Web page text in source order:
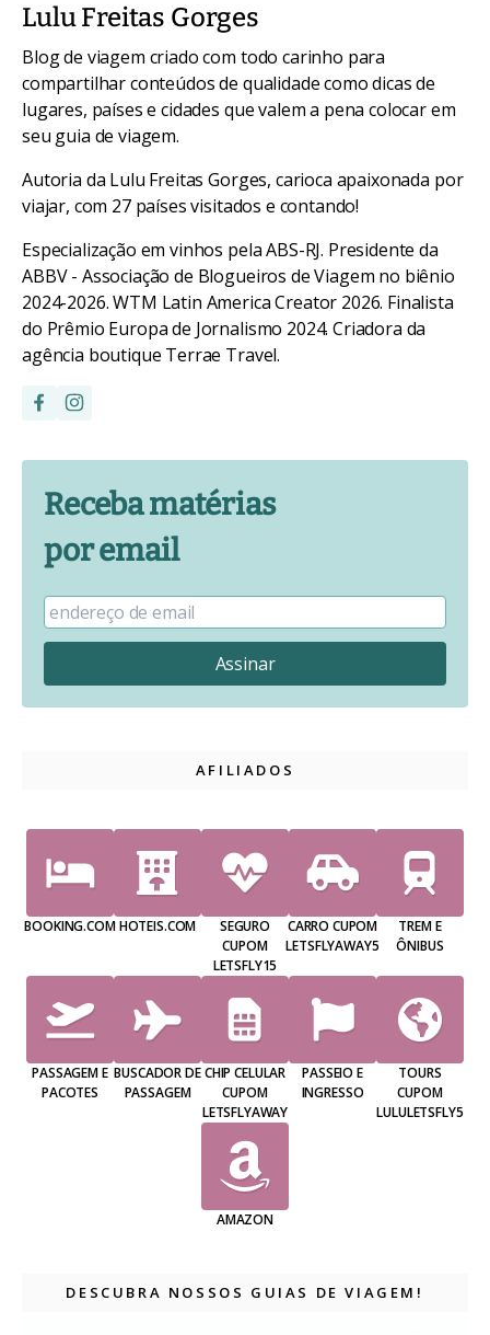
Lulu Freitas Gorges
Blog de viagem criado com todo carinho para
compartilhar conteúdos de qualidade como dicas de
lugares, países e cidades que valem a pena colocar em
seu guia de viagem.
Autoria da Lulu Freitas Gorges, carioca apaixonada por
viajar, com 27 países visitados e contando!
Especialização em vinhos pela ABS-RJ. Presidente da
ABBV - Associação de Blogueiros de Viagem no biênio
2024-2026. WTM Latin America Creator 2026. Finalista
do Prêmio Europa de Jornalismo 2024. Criadora da
agência boutique Terrae Travel.
Receba matérias
por email
AFILIADOS
BOOKING.COMHOTEIS.COM
SEGURO
CUPOM
LETSFLY15
CARRO CUPOM
LETSFLYAWAY5
TREM E
ÔNIBUS
PASSAGEM E
PACOTES
BUSCADOR DE
PASSAGEM
CHIP CELULAR
CUPOM
LETSFLYAWAY
PASSEIO E
INGRESSO
TOURS
CUPOM
LULULETSFLY5
AMAZON
DESCUBRA NOSSOS GUIAS DE VIAGEM!